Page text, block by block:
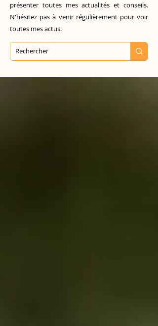
présenter toutes mes actualités et conseils.
N'hésitez pas à venir régulièrement pour voir
toutes mes actus.